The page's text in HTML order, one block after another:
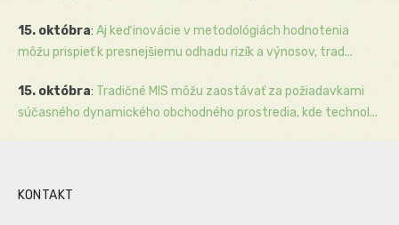
15. októbra: Aj keď inovácie v metodológiách hodnotenia
môžu prispieť k presnejšiemu odhadu rizík a výnosov, trad...
15. októbra: Tradičné MIS môžu zaostávať za požiadavkami
súčasného dynamického obchodného prostredia, kde technol...
KONTAKT